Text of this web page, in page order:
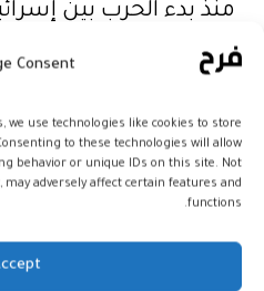
Consent
we use technologies like cookies to store
to these technologies will allow
behavior or unique IDs on this site. Not
adversely affect certain features and
functions.
منذ بدء الحرب بين
لحليفها
وأشار إلى استطلاع
هارفرد، مطلع دجنبر
الذين يعتزمون المشاركة